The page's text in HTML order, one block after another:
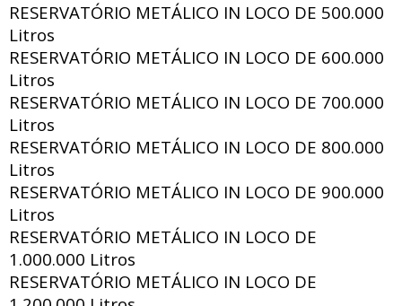
RESERVATÓRIO METÁLICO IN LOCO DE 500.000
Litros
RESERVATÓRIO METÁLICO IN LOCO DE 600.000
Litros
RESERVATÓRIO METÁLICO IN LOCO DE 700.000
Litros
RESERVATÓRIO METÁLICO IN LOCO DE 800.000
Litros
RESERVATÓRIO METÁLICO IN LOCO DE 900.000
Litros
RESERVATÓRIO METÁLICO IN LOCO DE
1.000.000 Litros
RESERVATÓRIO METÁLICO IN LOCO DE